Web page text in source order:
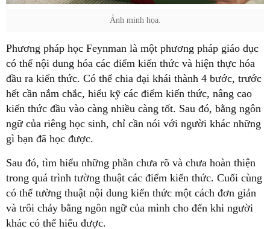
Ảnh minh họa.
Phương pháp học Feynman là một phương pháp giáo dục
có thể nội dung hóa các điểm kiến thức và hiện thực hóa
đầu ra kiến thức. Có thể chia đại khái thành 4 bước, trước
hết cần nắm chắc, hiểu kỹ các điểm kiến thức, nâng cao
kiến thức đầu vào càng nhiều càng tốt. Sau đó, bằng ngôn
ngữ của riêng học sinh, chỉ cần nói với người khác những
gì bạn đã học được.
Sau đó, tìm hiểu những phần chưa rõ và chưa hoàn thiện
trong quá trình tường thuật các điểm kiến thức. Cuối cùng
có thể tường thuật nội dung kiến thức một cách đơn giản
và trôi chảy bằng ngôn ngữ của mình cho đến khi người
khác có thể hiểu được.